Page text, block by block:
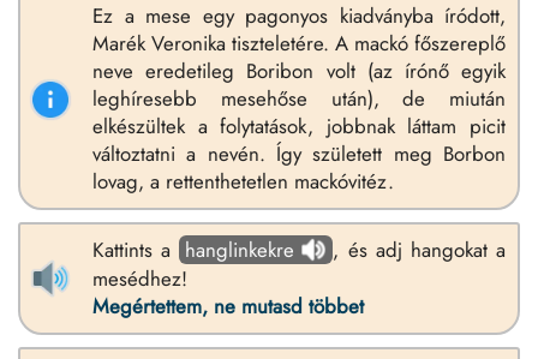
Ez a mese egy pagonyos kiadványba íródott,
Marék Veronika tiszteletére. A mackó főszereplő
neve eredetileg Boribon volt (az írónő egyik
leghíresebb mesehőse után), de miután
elkészültek a folytatások, jobbnak láttam picit
változtatni a nevén. Így született meg Borbon
lovag, a rettenthetetlen mackóvitéz.
Kattints a hanglinkekre
, és adj hangokat a
mesédhez!
Megértettem, ne mutasd többet